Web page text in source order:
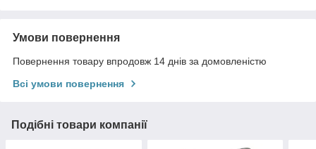
Умови повернення
Повернення товару впродовж 14 днів за домовленістю
Всі умови повернення
Подібні товари компанії